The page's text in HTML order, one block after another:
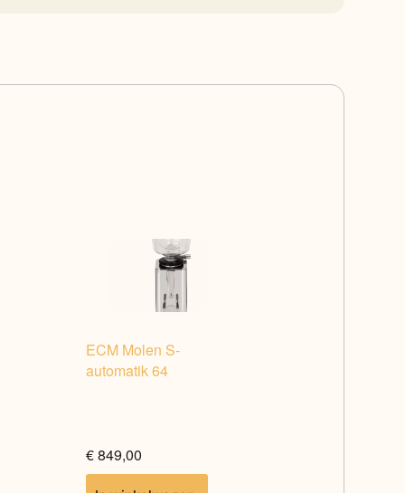
ECM Molen S-
automatik 64
€849,00